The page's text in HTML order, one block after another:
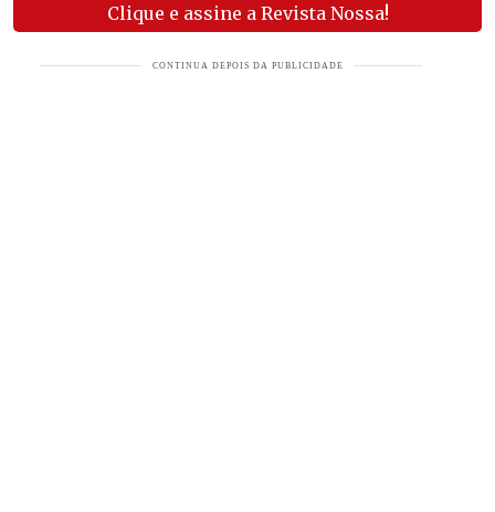
Clique e assine a Revista Nossa!